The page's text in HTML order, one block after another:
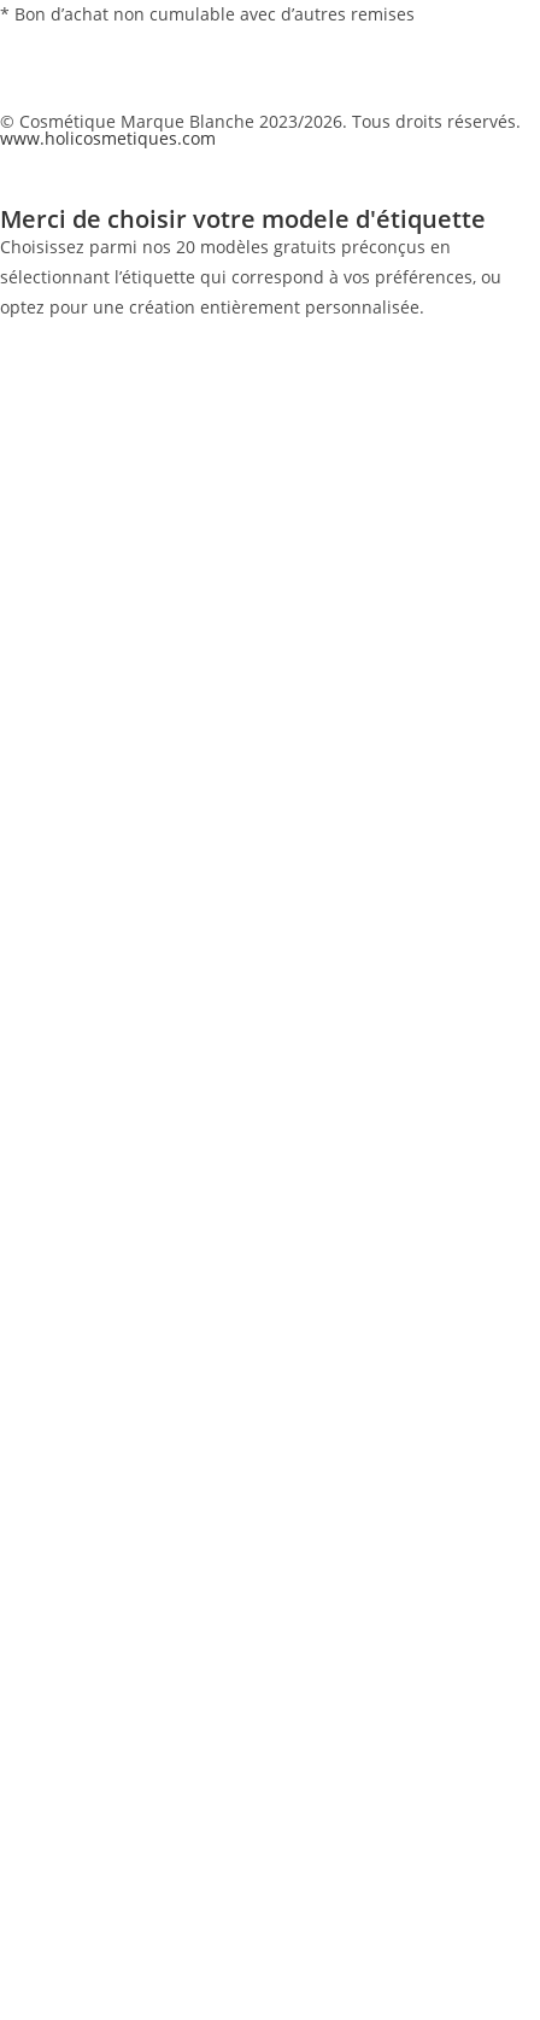
* Bon d’achat non cumulable avec d’autres remises
© Cosmétique Marque Blanche 2023/2026. Tous droits réservés.
www.holicosmetiques.com
Merci de choisir votre modele d'étiquette
Choisissez parmi nos 20 modèles gratuits préconçus en
sélectionnant l’étiquette qui correspond à vos préférences, ou
optez pour une création entièrement personnalisée.